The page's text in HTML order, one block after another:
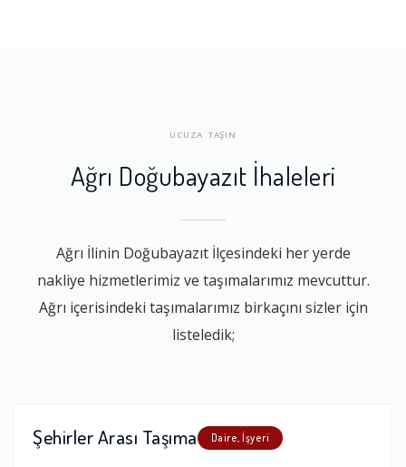
UCUZA TAŞIN
Ağrı Doğubayazıt İhaleleri
Ağrı İlinin Doğubayazıt İlçesindeki her yerde
nakliye hizmetlerimiz ve taşımalarımız mevcuttur.
Ağrı içerisindeki taşımalarımız birkaçını sizler için
listeledik;
Şehirler Arası Taşıma Daire, İşyeri